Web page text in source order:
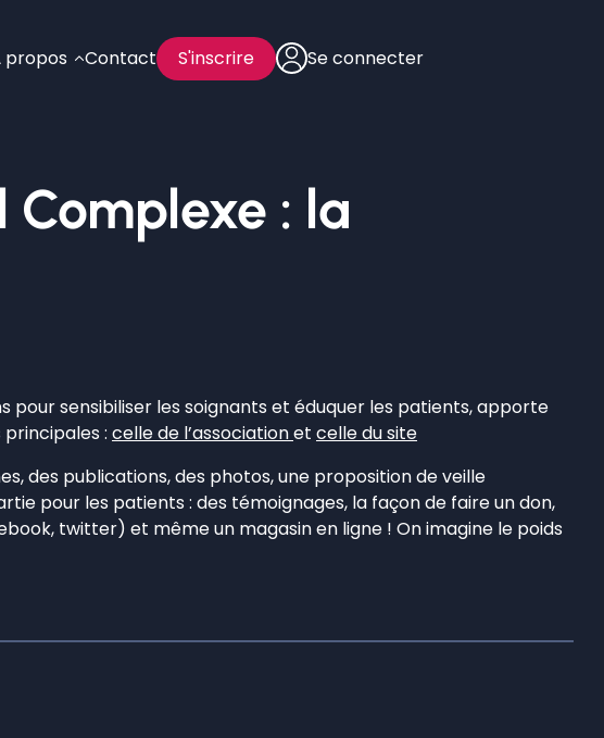
propos Contact S'inscrire Se connecter
Complexe : la
pour sensibiliser les soignants et éduquer les patients, apporte
: celle de l’associationet celle du site
des publications, des photos, une proposition de veille
pour les patients : des témoignages, la façon de faire un don,
twitter) et même un magasin en ligne ! On imagine le poids